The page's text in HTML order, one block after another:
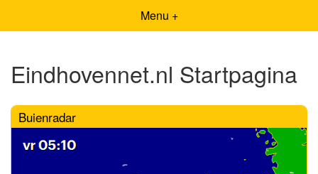
Menu +
Eindhovennet.nl Startpagina
Buienradar